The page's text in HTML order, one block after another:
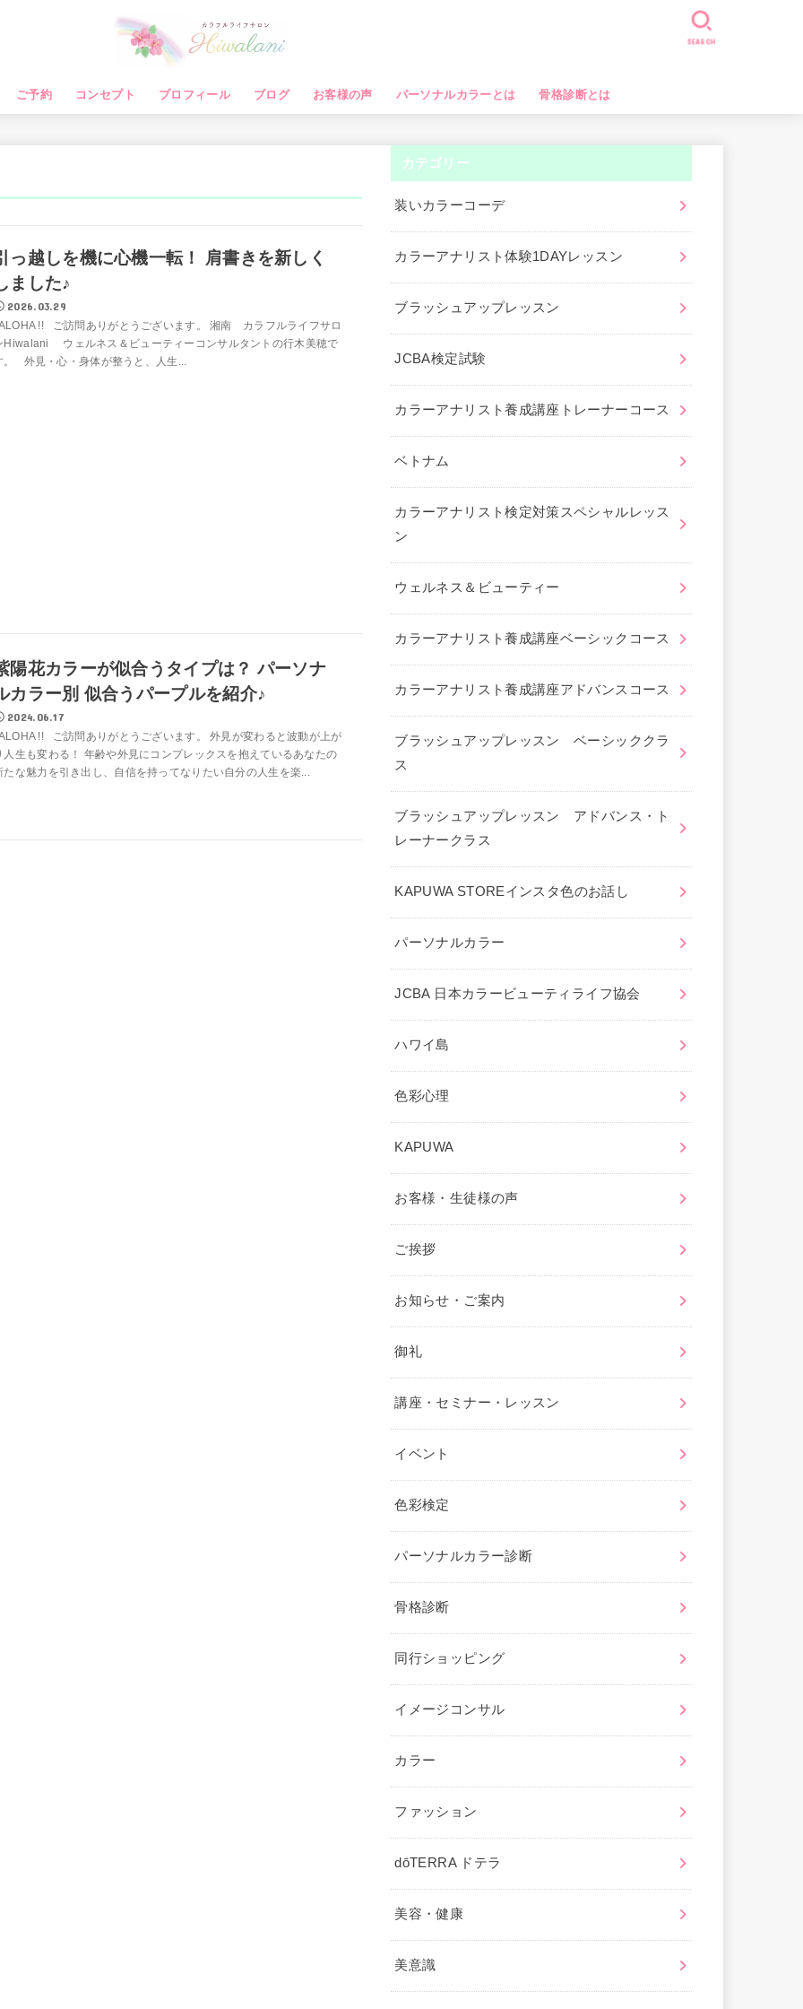
ご予約 コンセプト プロフィール ブログ お客様の声 パーソナルカラーとは 骨格診断とは
SEARCH
っ越しを機に心機一転！ 肩書きを新しく
ました♪
2026.03.29
!! ご訪問ありがとうございます。 湘南 カラフルライフサロ
Hiwalani ウェルネス＆ビューティーコンサルタントの行木美穂で
。 外見・心・身体が整うと、人生...
陽花カラーが似合うタイプは？ パーソナ
カラー別 似合うパープルを紹介♪
2024.06.17
!! ご訪問ありがとうございます。 外見が変わると波動が上が
人生も変わる！ 年齢や外見にコンプレックスを抱えているあなたの
たな魅力を引き出し、自信を持ってなりたい自分の人生を楽...
カテゴリー
装いカラーコーデ
カラーアナリスト体験1DAYレッスン
ブラッシュアップレッスン
JCBA検定試験
カラーアナリスト養成講座トレーナーコース
ベトナム
カラーアナリスト検定対策スペシャルレッス
ン
ウェルネス＆ビューティー
カラーアナリスト養成講座ベーシックコース
カラーアナリスト養成講座アドバンスコース
ブラッシュアップレッスン ベーシッククラ
ス
ブラッシュアップレッスン アドバンス・ト
レーナークラス
KAPUWA STOREインスタ色のお話し
パーソナルカラー
JCBA 日本カラービューティライフ協会
ハワイ島
色彩心理
KAPUWA
お客様・生徒様の声
ご挨拶
お知らせ・ご案内
御礼
講座・セミナー・レッスン
イベント
色彩検定
パーソナルカラー診断
骨格診断
同行ショッピング
イメージコンサル
カラー
ファッション
dōTERRA ドテラ
美容・健康
美意識